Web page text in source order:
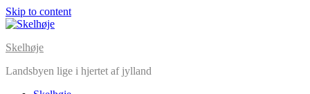
Skip to content
Skelhøje
Landsbyen lige i hjertet af jylland